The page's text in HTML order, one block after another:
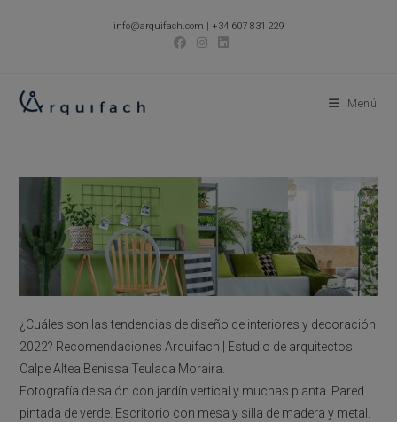
info@arquifach.com | +34 607 831 229
Menú
¿Cuáles son las tendencias de diseño de interiores y decoración
2022? Recomendaciones Arquifach | Estudio de arquitectos
Calpe Altea Benissa Teulada Moraira.
Fotografía de salón con jardín vertical y muchas planta. Pared
pintada de verde. Escritorio con mesa y silla de madera y metal.